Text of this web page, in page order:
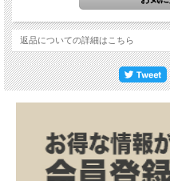
返品についての詳細はこちら